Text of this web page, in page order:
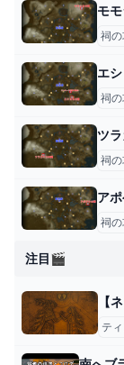
モ
祠
エ
祠
ツ
祠
ア
祠
注目🎬
テ